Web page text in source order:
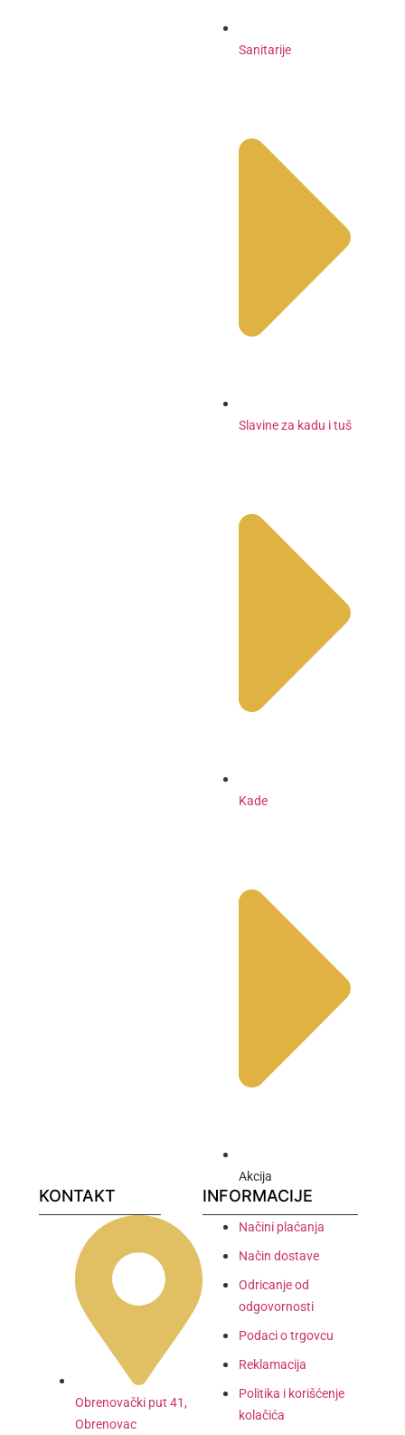
Sanitarije
Slavine za kadu i tuš
Kade
Akcija
KONTAKT
Obrenovački put 41,
Obrenovac
INFORMACIJE
Načini plaćanja
Način dostave
Odricanje od
odgovornosti
Podaci o trgovcu
Reklamacija
Politika i korišćenje
kolačića